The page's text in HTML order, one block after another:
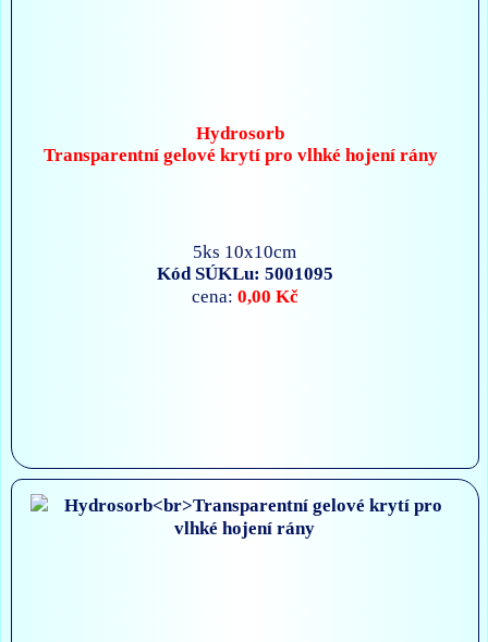
Hydrosorb
Transparentní gelové krytí pro vlhké hojení rány
5ks 10x10cm
Kód SÚKLu: 5001095
cena: 0,00 Kč